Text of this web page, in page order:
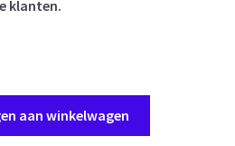
klanten.
aan winkelwagen